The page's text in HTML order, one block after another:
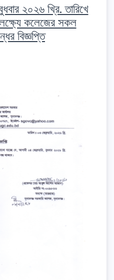
২০২৬ খ্রি. তারিখে
কলেজের সকল
বিজ্ঞপ্তি